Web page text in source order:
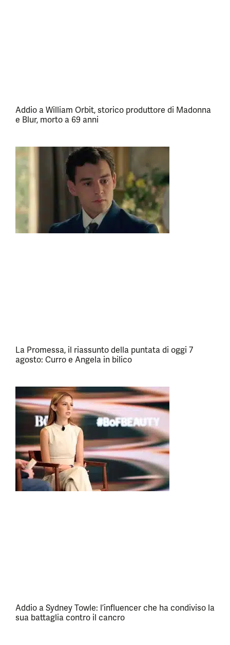
Addio a William Orbit, storico produttore di Madonna
e Blur, morto a 69 anni
La Promessa, il riassunto della puntata di oggi 7
agosto: Curro e Angela in bilico
Addio a Sydney Towle: l’influencer che ha condiviso la
sua battaglia contro il cancro